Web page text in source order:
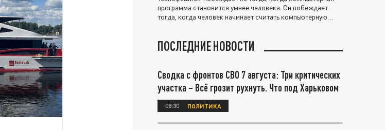
программа становится умнее человека. Он побеждает
тогда, когда человек начинает считать компьютерную
ПОСЛЕДНИЕ НОВОСТИ
Сводка с фронтов СВО 7 августа: Три критических
участка – Всё грозит рухнуть. Что под Харьковом
08:30 ПОЛИТИКА